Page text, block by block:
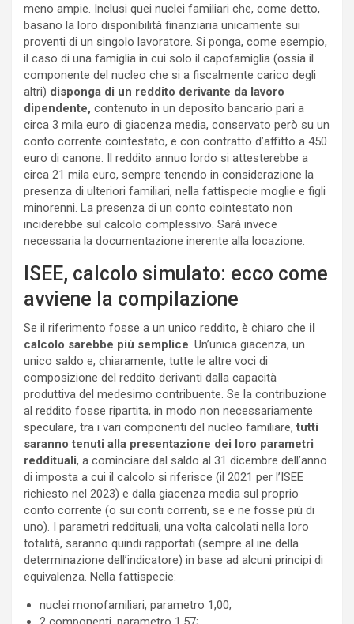
meno ampie. Inclusi quei nuclei familiari che, come detto,
basano la loro disponibilità finanziaria unicamente sui
proventi di un singolo lavoratore. Si ponga, come esempio,
il caso di una famiglia in cui solo il capofamiglia (ossia il
componente del nucleo che si a fiscalmente carico degli
altri) disponga di un reddito derivante da lavoro
dipendente, contenuto in un deposito bancario pari a
circa 3 mila euro di giacenza media, conservato però su un
conto corrente cointestato, e con contratto d’affitto a 450
euro di canone. Il reddito annuo lordo si attesterebbe a
circa 21 mila euro, sempre tenendo in considerazione la
presenza di ulteriori familiari, nella fattispecie moglie e figli
minorenni. La presenza di un conto cointestato non
inciderebbe sul calcolo complessivo. Sarà invece
necessaria la documentazione inerente alla locazione.
ISEE, calcolo simulato: ecco come
avviene la compilazione
Se il riferimento fosse a un unico reddito, è chiaro che il
calcolo sarebbe più semplice . Un’unica giacenza, un
unico saldo e, chiaramente, tutte le altre voci di
composizione del reddito derivanti dalla capacità
produttiva del medesimo contribuente. Se la contribuzione
al reddito fosse ripartita, in modo non necessariamente
speculare, tra i vari componenti del nucleo familiare,tutti
saranno tenuti alla presentazione dei loro parametri
reddituali, a cominciare dal saldo al 31 dicembre dell’anno
di imposta a cui il calcolo si riferisce (il 2021 per l’ISEE
richiesto nel 2023) e dalla giacenza media sul proprio
conto corrente (o sui conti correnti, se e ne fosse più di
uno). I parametri reddituali, una volta calcolati nella loro
totalità, saranno quindi rapportati (sempre al ine della
determinazione dell’indicatore) in base ad alcuni principi di
equivalenza. Nella fattispecie:
nuclei monofamiliari, parametro 1,00;